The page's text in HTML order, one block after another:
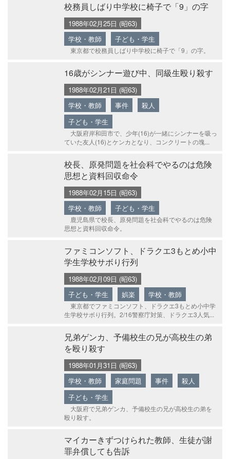
校務員しばり中学校に椅子で「9」の字
1988年02月25日 (昭63)
学校・教師
子ども・学生
東京都で校務員しばり中学校に椅子で「9」の字。
16歳がシンナー遊び中、同級生殴り殺す
1988年02月21日 (昭63)
学校・教師
事件
殺人
子ども・学生
大阪府岸和田市で、少年(16)が一緒にシンナーを吸っ
ていた友人(16)とケンカとなり、コンクリートの塊...
校長、原発問題を社会科でやるのは危険
思想と資料回収命令
1988年02月15日 (昭63)
学校・教師
子ども・学生
鹿児島県で校長、原発問題を社会科でやるのは危険
思想と資料回収命令。
ファミコンソフト、ドラクエ3もとめ小中
学生学校サボり行列
1988年02月09日 (昭63)
子ども・学生
娯楽 学校・教師
東京都でファミコンソフト、ドラクエ3もとめ小中学
生学校サボり行列。2/16警察庁対策、ドラクエ3人気...
兄弟ゲンカ、予備校生の兄が高校生の弟
を殴り殺す
1988年01月31日 (昭63)
学校・教師
家庭問題 事件
殺人
子ども・学生
大阪府で兄弟ゲンカ、予備校生の兄が高校生の弟を
殴り殺す。
マイカーきずつけられた教師、生徒が謝
罪弁償しても告訴